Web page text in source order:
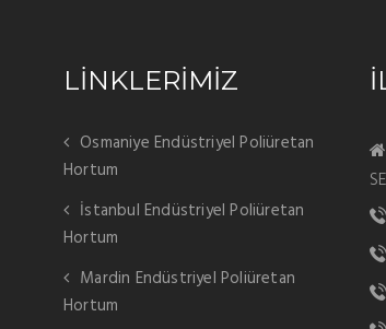
LİNKLERİMİZ
Osmaniye Endüstriyel Poliüretan
Hortum
İstanbul Endüstriyel Poliüretan
Hortum
Mardin Endüstriyel Poliüretan
Hortum